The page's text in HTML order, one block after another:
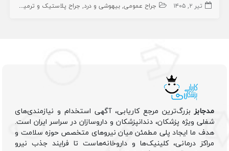
تیر ۲, ۱۴۰۵ جراح عمومی بیهوشی و درد جراح پلاستیک و ترمیمی
مدجابزبزرگ‌ترین مرجع کاریابی، آگهی استخدام و نیازمندی‌های
شغلی ویژه پزشکان، دندانپزشکان و داروسازان در سراسر ایران است.
هدف ما ایجاد پلی مطمئن میان نیروهای متخصص حوزه سلامت و
مراکز درمانی، کلینیک‌ها و داروخانه‌هاست تا فرایند جذب نیرو